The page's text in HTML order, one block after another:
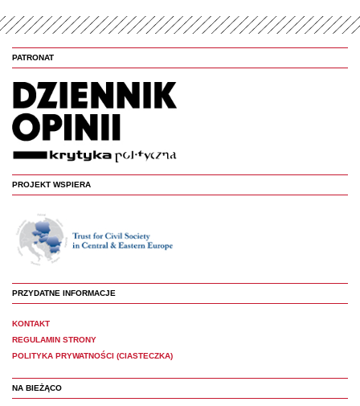
PATRONAT
PROJEKT WSPIERA
PRZYDATNE INFORMACJE
KONTAKT
REGULAMIN STRONY
POLITYKA PRYWATNOŚCI (CIASTECZKA)
NA BIEŻĄCO